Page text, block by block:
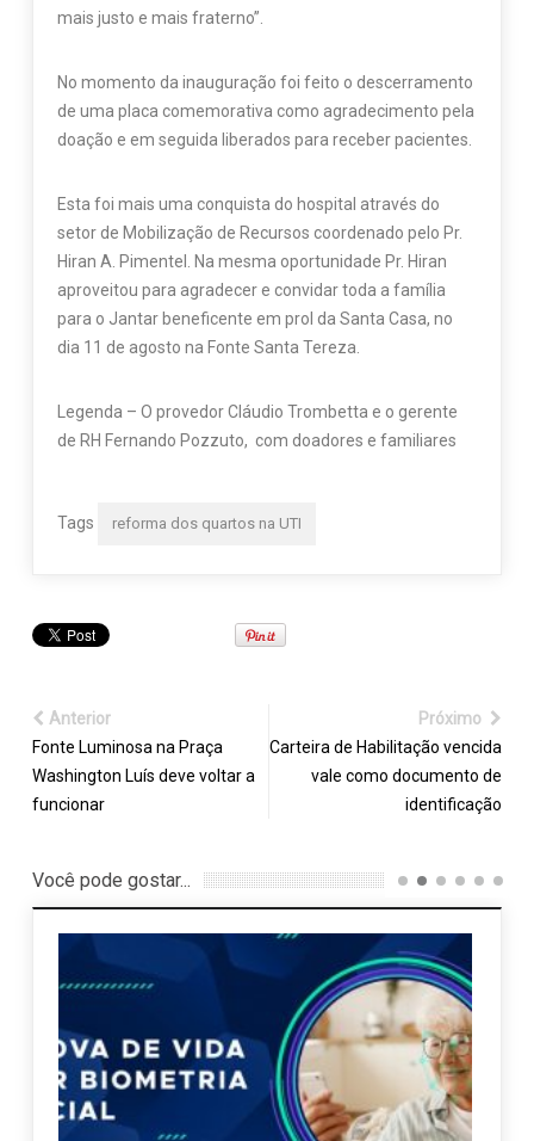
mais justo e mais fraterno”.
No momento da inauguração foi feito o descerramento
de uma placa comemorativa como agradecimento pela
doação e em seguida liberados para receber pacientes.
Esta foi mais uma conquista do hospital através do
setor de Mobilização de Recursos coordenado pelo Pr.
Hiran A. Pimentel. Na mesma oportunidade Pr. Hiran
aproveitou para agradecer e convidar toda a família
para o Jantar beneficente em prol da Santa Casa, no
dia 11 de agosto na Fonte Santa Tereza.
Legenda – O provedor Cláudio Trombetta e o gerente
de RH Fernando Pozzuto, com doadores e familiares
Tags reforma dos quartos na UTI
Anterior
Fonte Luminosa na Praça
Washington Luís deve voltar a
funcionar
Próximo
Carteira de Habilitação vencida
vale como documento de
identificação
Você pode gostar...